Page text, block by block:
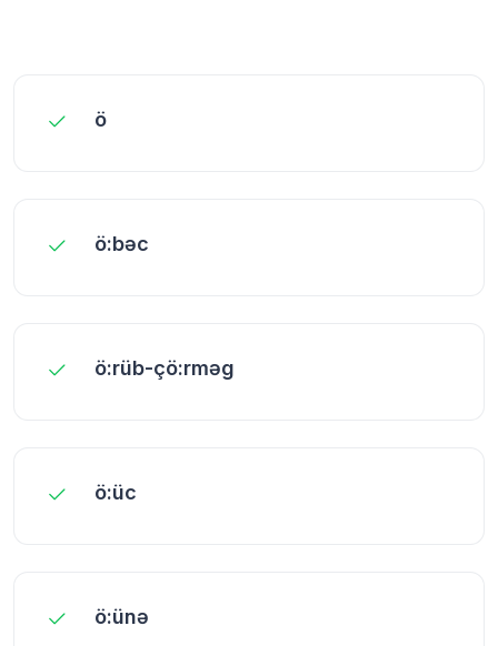
ö
ö:bəc
ö:rüb-çö:rməg
ö:üc
ö:ünə